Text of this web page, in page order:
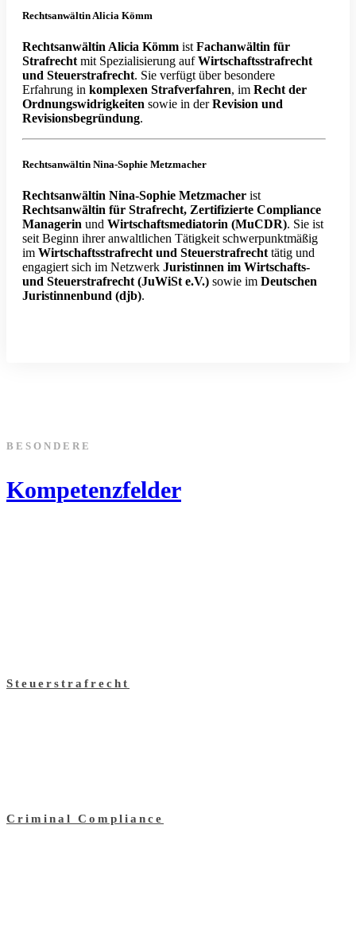
Rechtsanwältin Alicia Kömm
Rechtsanwältin Alicia Kömm ist Fachanwältin für
Strafrecht mit Spezialisierung aufWirtschaftsstrafrecht
und Steuerstrafrecht. Sie verfügt über besondere
Erfahrung in komplexen Strafverfahren, im Recht der
Ordnungswidrigkeiten sowie in derRevision und
Revisionsbegründung.
Rechtsanwältin Nina-Sophie Metzmacher
Rechtsanwältin Nina-Sophie Metzmacher ist
Rechtsanwältin für Strafrecht, Zertifizierte Compliance
Managerin und Wirtschaftsmediatorin (MuCDR). Sie ist
seit Beginn ihrer anwaltlichen Tätigkeit schwerpunktmäßig
im Wirtschaftsstrafrecht und Steuerstrafrecht tätig und
engagiert sich im Netzwerk Juristinnen im Wirtschafts-
und Steuerstrafrecht (JuWiSt e.V.) sowie im Deutschen
Juristinnenbund (djb).
BESONDERE
Kompetenzfelder
Steuerstrafrecht
Criminal Compliance